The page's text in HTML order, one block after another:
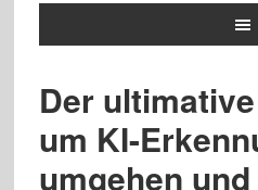
Der
um KI-
umgehen